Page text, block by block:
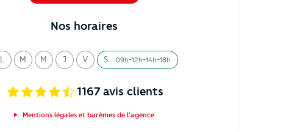
Nos horaires
L
undi
M
ardi
M
ercredi
J
eudi
V
endredi
S
amedi09h-12h-14h-18h
1167avis clients
Mentions légales et barèmes de l'agence